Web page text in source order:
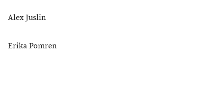
Alex Juslin
Erika Pomren